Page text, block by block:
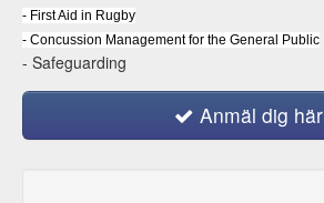
- First Aid in Rugby
- Concussion Management for the General Public
- Safeguarding
Anmäl dig här